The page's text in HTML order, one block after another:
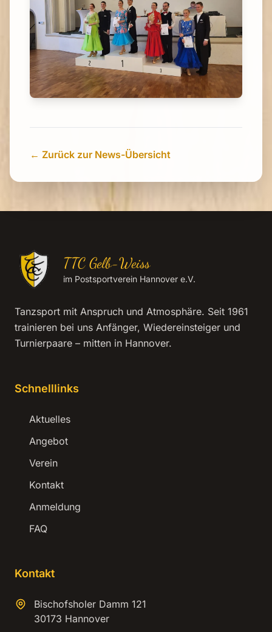
← Zurück zur News-Übersicht
TTC Gelb-Weiss
im Postsportverein Hannover e.V.
Tanzsport mit Anspruch und Atmosphäre. Seit 1961
trainieren bei uns Anfänger, Wiedereinsteiger und
Turnierpaare – mitten in Hannover.
Schnelllinks
Aktuelles
Angebot
Verein
Kontakt
Anmeldung
FAQ
Kontakt
Bischofsholer Damm 121
30173 Hannover